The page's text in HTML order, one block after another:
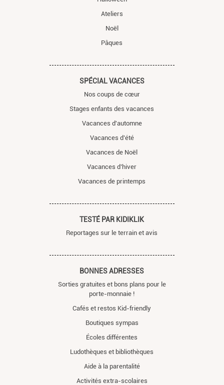
Ateliers
Noël
Pâques
SPÉCIAL VACANCES
Nos coups de cœur
Stages enfants des vacances
Vacances d'automne
Vacances d’été
Vacances de Noël
Vacances d’hiver
Vacances de printemps
TESTÉ PAR KIDIKLIK
Reportages sur le terrain et avis
BONNES ADRESSES
Sorties gratuites et bons plans pour le
porte-monnaie !
Cafés et restos Kid-friendly
Boutiques sympas
Écoles différentes
Ludothèques et bibliothèques
Aide à la parentalité
Activités extra-scolaires